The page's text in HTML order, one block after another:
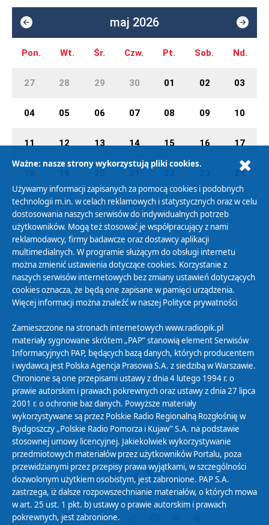
maj 2026
Pon. Wt. Śr. Czw. Pt. Sob. Nd.
27 28 29 30 01 02 03
04 05 06 07 08 09 10
11 12 13 14 15 16 17
24
25 26 27 28 29 30 31
Polityka Prywatności
Zasady korzystania z Serwisu
Organizacje Pożytku Publicznego
Cyfryzacja DAB+
Polityka ochrony danych osobowych
Abonament
Zamówienia publiczne
Biuletyn Informacji Publicznej
Ważne: nasze strony wykorzystują pliki cookies.
Używamy informacji zapisanych za pomocą cookies i podobnych
technologii m.in. w celach reklamowych i statystycznych oraz w celu
dostosowania naszych serwisów do indywidualnych potrzeb
użytkowników. Mogą też stosować je współpracujący z nami
reklamodawcy, firmy badawcze oraz dostawcy aplikacji
multimedialnych. W programie służącym do obsługi internetu
można zmienić ustawienia dotyczące cookies. Korzystanie z
naszych serwisów internetowych bez zmiany ustawień dotyczących
cookies oznacza, że będą one zapisane w pamięci urządzenia.
Więcej informacji można znaleźć w naszej Polityce prywatności
Zamieszczone na stronach internetowych www.radiopik.pl
materiały sygnowane skrótem „PAP” stanowią element Serwisów
Informacyjnych PAP, będących bazą danych, których producentem
i wydawcą jest Polska Agencja Prasowa S.A. z siedzibą w Warszawie.
Chronione są one przepisami ustawy z dnia 4 lutego 1994 r. o
prawie autorskim i prawach pokrewnych oraz ustawy z dnia 27 lipca
2001 r. o ochronie baz danych. Powyższe materiały
wykorzystywane są przez Polskie Radio Regionalną Rozgłośnię w
Bydgoszczy „Polskie Radio Pomorza i Kujaw” S.A. na podstawie
stosownej umowy licencyjnej. Jakiekolwiek wykorzystywanie
przedmiotowych materiałów przez użytkowników Portalu, poza
przewidzianymi przez przepisy prawa wyjątkami, w szczególności
dozwolonym użytkiem osobistym, jest zabronione. PAP S.A.
zastrzega, iż dalsze rozpowszechnianie materiałów, o których mowa
w art. 25 ust. 1 pkt. b) ustawy o prawie autorskim i prawach
pokrewnych, jest zabronione.